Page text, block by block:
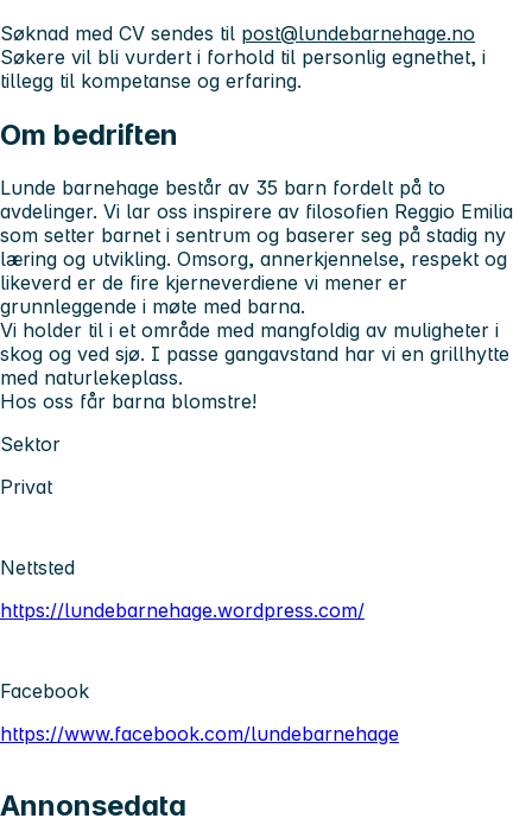
Søknad med CV sendes til post@lundebarnehage.no
Søkere vil bli vurdert i forhold til personlig egnethet, i
tillegg til kompetanse og erfaring.
Om bedriften
Lunde barnehage består av 35 barn fordelt på to
avdelinger. Vi lar oss inspirere av filosofien Reggio Emilia
som setter barnet i sentrum og baserer seg på stadig ny
læring og utvikling. Omsorg, annerkjennelse, respekt og
likeverd er de fire kjerneverdiene vi mener er
grunnleggende i møte med barna.
Vi holder til i et område med mangfoldig av muligheter i
skog og ved sjø. I passe gangavstand har vi en grillhytte
med naturlekeplass.
Hos oss får barna blomstre!
Sektor
Privat
Nettsted
https://lundebarnehage.wordpress.com/
Facebook
https://www.facebook.com/lundebarnehage
Annonsedata